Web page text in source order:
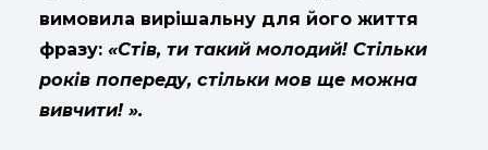
вимовила вирішальну для його життя
фразу: «Стів, ти такий молодий! Стільки
років попереду, стільки мов ще можна
вивчити! ».